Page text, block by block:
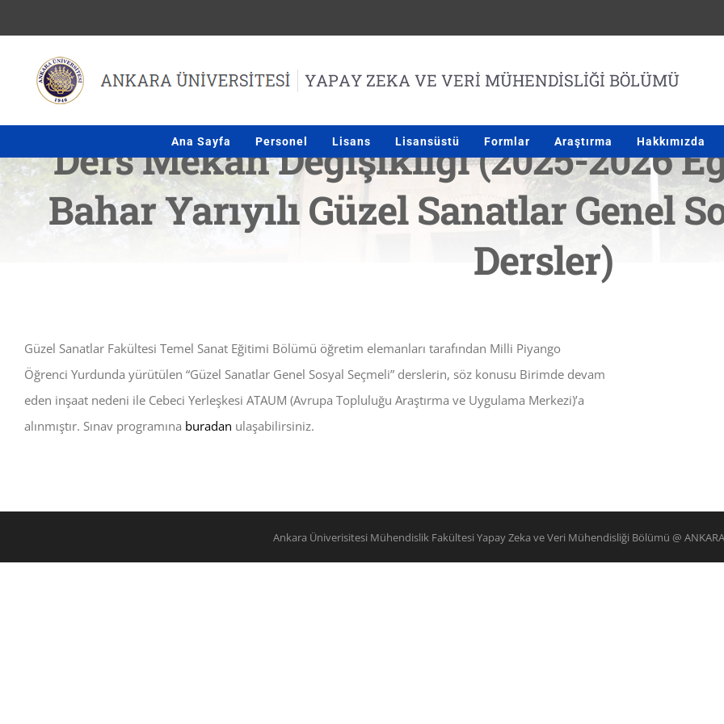
to
content
Ana Sayfa Personel Lisans Lisansüstü Formlar Araştırma Hakkımızda
Ders Mekan Değişikliği (2025-2026
Bahar Yarıyılı Güzel Sanatlar Genel
Dersler)
Güzel Sanatlar Fakültesi Temel Sanat Eğitimi Bölümü öğretim elemanları tarafından Milli Piyango
Öğrenci Yurdunda yürütülen “Güzel Sanatlar Genel Sosyal Seçmeli” derslerin, söz konusu Birimde devam
eden inşaat nedeni ile Cebeci Yerleşkesi ATAUM (Avrupa Topluluğu Araştırma ve Uygulama Merkezi)’a
alınmıştır. Sınav programına buradan ulaşabilirsiniz.
Ankara Üniverisitesi Mühendislik Fakültesi Yapay Zeka ve Veri Mühendisliği Bölümü @ ANKARA